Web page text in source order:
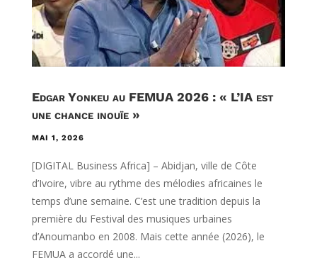
Edgar Yonkeu au FEMUA 2026 : « L’IA est
une chance inouïe »
MAI 1, 2026
[DIGITAL Business Africa] – Abidjan, ville de Côte
d’Ivoire, vibre au rythme des mélodies africaines le
temps d’une semaine. C’est une tradition depuis la
première du Festival des musiques urbaines
d’Anoumanbo en 2008. Mais cette année (2026), le
FEMUA a accordé une...